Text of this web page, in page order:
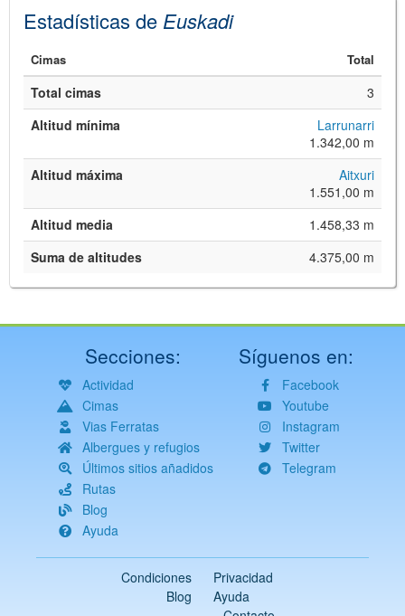
JS library for interactive maps
©OpenStreetMap
Estadísticas de Euskadi
Cimas Total
Total cimas
3
Altitud mínima
Larrunarri
1.342,00 m
Altitud máxima
Aitxuri
1.551,00 m
Altitud media
1.458,33 m
Suma de altitudes
4.375,00 m
Secciones:
Actividad
Cimas
Vias Ferratas
Albergues y refugios
Últimos sitios añadidos
Rutas
Blog
Ayuda
Síguenos en:
Facebook
Youtube
Instagram
Twitter
Telegram
Condiciones
Privacidad
Blog
Ayuda